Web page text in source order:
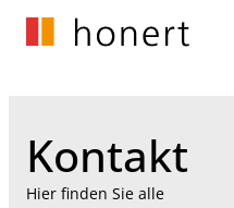
Kontakt
Hier finden Sie alle